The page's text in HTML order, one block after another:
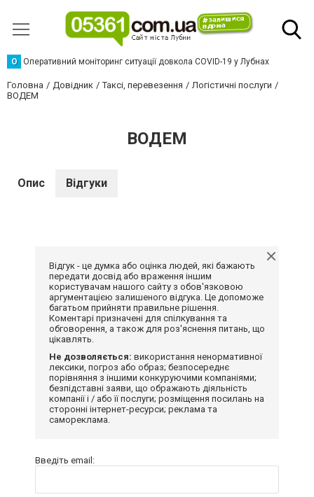
О Оперативний моніторинг ситуації довкола COVID-19 у Лубнах
Головна Довідник Таксі, перевезення
Логістичні послуги
ВОДЕМ
ВОДЕМ
Опис Відгуки
Відгук - це думка або оцінка людей, які бажають
передати досвід або враження іншим
користувачам нашого сайту з обов'язковою
аргументацією залишеного відгука. Це допоможе
багатьом прийняти правильне рішення.
Коментарі призначені для спілкування та
обговорення, а також для роз'яснення питань, що
цікавлять.
Не дозволяється: використання ненормативної
лексики, погроз або образ; безпосереднє
порівняння з іншими конкуруючими компаніями;
безпідставні заяви, що ображають діяльність
компанії і / або її послуги; розміщення посилань на
сторонні інтернет-ресурси; реклама та
самореклама.
Введіть email: